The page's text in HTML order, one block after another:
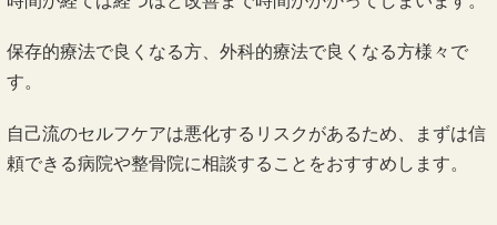
保存的療法で良くなる方、外科的療法で良くなる方様々で
す。
自己流のセルフケアは悪化するリスクがあるため、まずは信
頼できる病院や整骨院に相談することをおすすめします。